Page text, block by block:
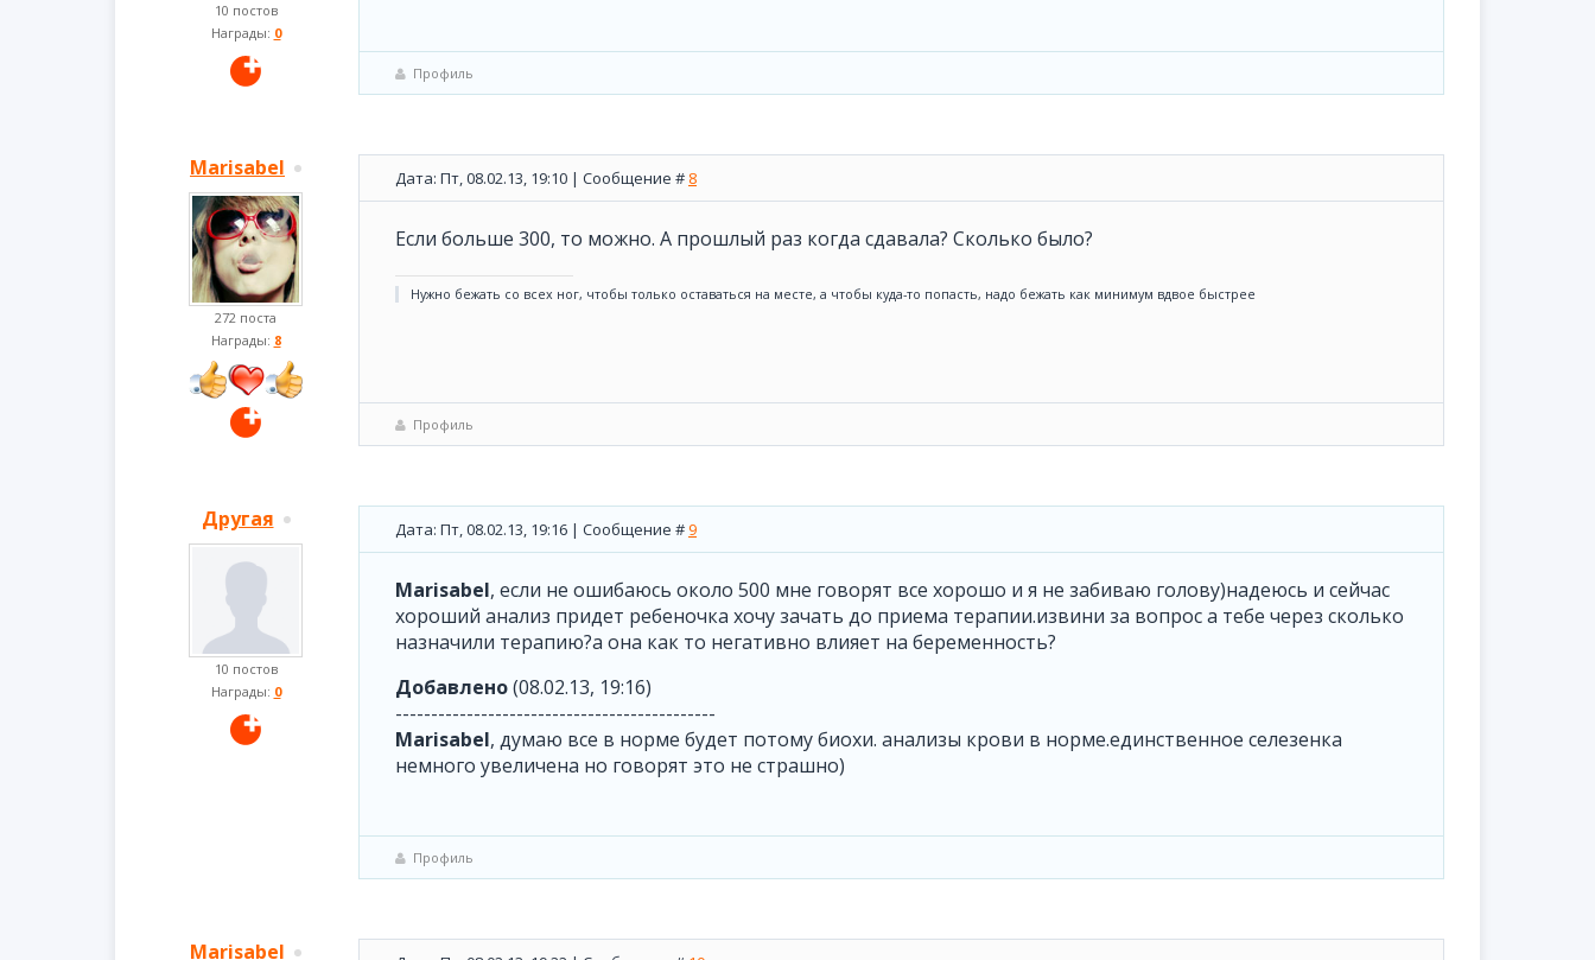
10 постов
Награды: 0
Профиль
Marisabel
272 поста
Награды: 8
Дата: Пт, 08.02.13, 19:10 | Сообщение # 8
Если больше 300, то можно. А прошлый раз когда сдавала? Сколько было?
Нужно бежать со всех ног, чтобы только оставаться на месте, а чтобы куда-то попасть, надо бежать как минимум вдвое быстрее
Профиль
Другая
10 постов
Награды: 0
Дата: Пт, 08.02.13, 19:16 | Сообщение #9
Marisabel, если не ошибаюсь около 500 мне говорят все хорошо и я не забиваю голову)надеюсь и сейчас
хороший анализ придет ребеночка хочу зачать до приема терапии.извини за вопрос а тебе через сколько
назначили терапию?а она как то негативно влияет на беременность?
Добавлено(08.02.13, 19:16)
---------------------------------------------
Marisabel, думаю все в норме будет потому биохи. анализы крови в норме.единственное селезенка
немного увеличена но говорят это не страшно)
Профиль
Marisabel